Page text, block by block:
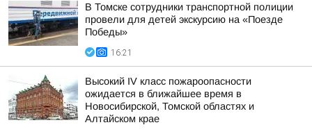
В Томске сотрудники транспортной полиции
провели для детей экскурсию на «Поезде
Победы»
16:21
Высокий IV класс пожароопасности
ожидается в ближайшее время в
Новосибирской, Томской областях и
Алтайском крае